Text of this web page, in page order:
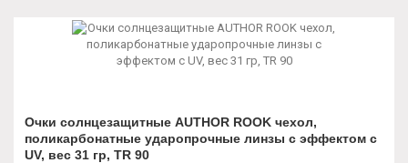
Очки солнцезащитные AUTHOR ROOK чехол,
поликарбонатные ударопрочные линзы с эффектом с
UV, вес 31 гр, TR 90